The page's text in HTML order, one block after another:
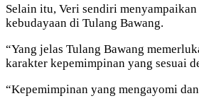
Selain itu, Veri sendiri
kebudayaan di Tulang Bawang.
“Yang jelas Tulang Bawang
karakter kepemimpinan yang sesuai
“Kepemimpinan yang mengayomi